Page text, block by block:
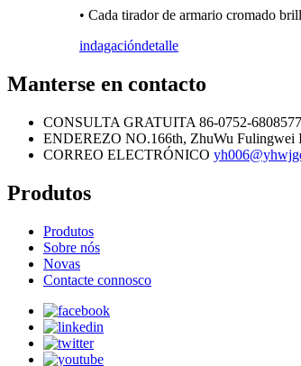
• Cada tirador de armario cromado
indagacióndetalle
Manterse en contacto
CONSULTA GRATUITA 86-0752-6808577
ENDEREZO NO.166th, ZhuWu Fulingwei
CORREO ELECTRÓNICO
Produtos
Produtos
Sobre nós
Novas
Contacte connosco